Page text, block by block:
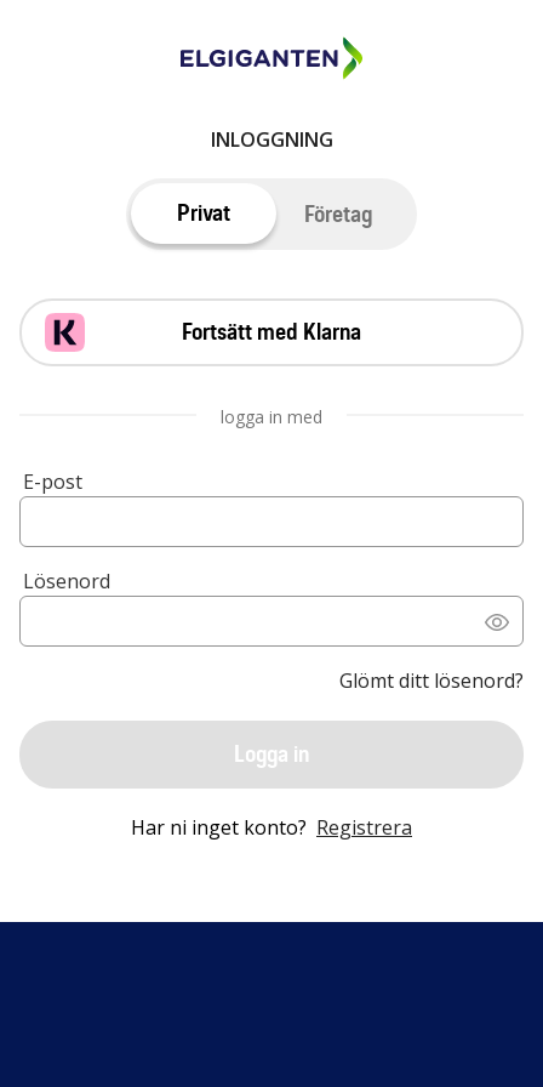
INLOGGNING
Privat Företag
Fortsätt med Klarna
logga in med
E-post
Lösenord
Glömt ditt lösenord?
Logga in
Har ni inget konto? Registrera